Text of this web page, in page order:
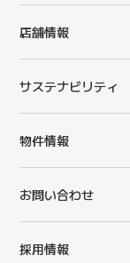
店舗情報
サステナビリティ
物件情報
お問い合わせ
採用情報